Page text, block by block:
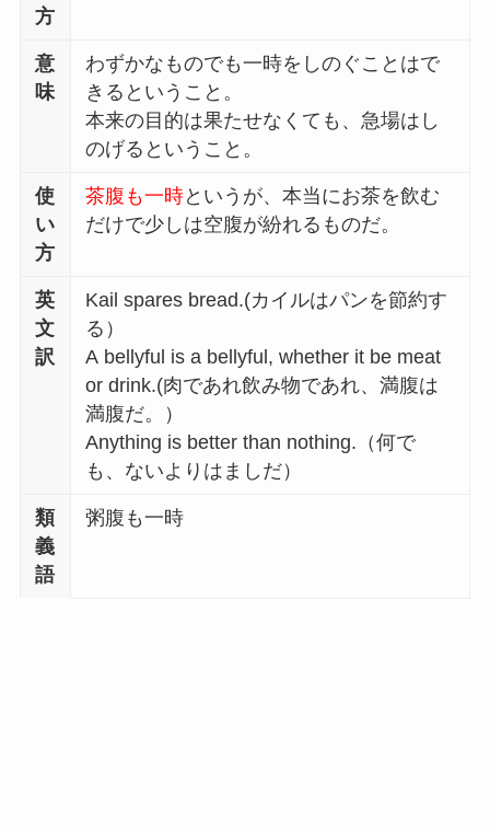
方
意
味
わずかなものでも一時をしのぐことはで
きるということ。
本来の目的は果たせなくても、急場はし
のげるということ。
使
い
方
茶腹も一時というが、本当にお茶を飲む
だけで少しは空腹が紛れるものだ。
英
文
訳
Kail spares bread.(カイルはパンを節約す
る）
A bellyful is a bellyful, whether it be meat
or drink.(肉であれ飲み物であれ、満腹は
満腹だ。）
Anything is better than nothing.（何で
も、ないよりはましだ）
類
義
語
粥腹も一時